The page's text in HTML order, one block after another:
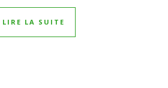
LIRE LA SUITE